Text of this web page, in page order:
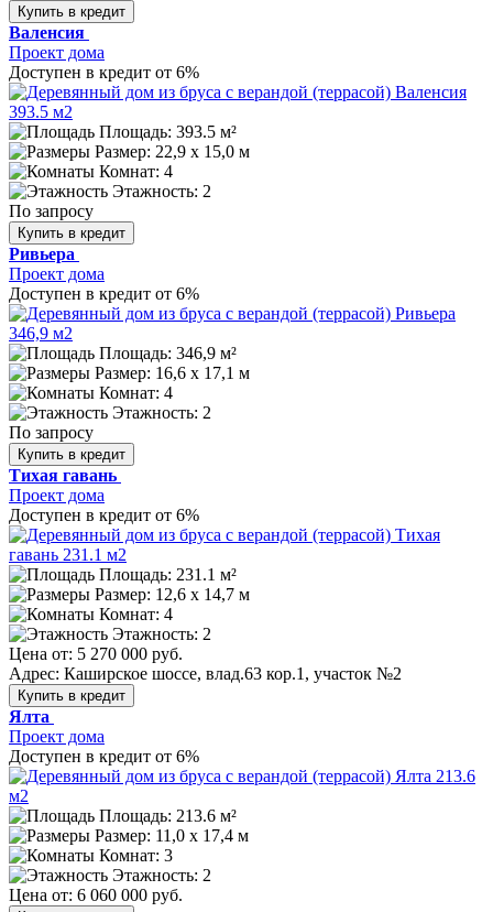
Купить в кредит
Валенсия
Проект дома
Доступен в кредит от 6%
Площадь: 393.5 м²
Размер: 22,9 х 15,0 м
Комнат: 4
Этажность: 2
По запросу
Купить в кредит
Ривьера
Проект дома
Доступен в кредит от 6%
Площадь: 346,9 м²
Размер: 16,6 х 17,1 м
Комнат: 4
Этажность: 2
По запросу
Купить в кредит
Тихая гавань
Проект дома
Доступен в кредит от 6%
Площадь: 231.1 м²
Размер: 12,6 х 14,7 м
Комнат: 4
Этажность: 2
Цена от: 5 270 000 руб.
Адрес: Каширское шоссе, влад.63 кор.1, участок №2
Купить в кредит
Ялта
Проект дома
Доступен в кредит от 6%
Площадь: 213.6 м²
Размер: 11,0 х 17,4 м
Комнат: 3
Этажность: 2
Цена от: 6 060 000 руб.